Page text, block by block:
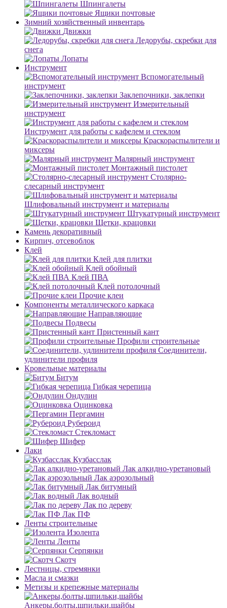
Шпингалеты
Ящики почтовые
Зимний хозяйственный инвентарь
Движки
Ледорубы, скребки для
снега
Лопаты
Инструмент
Вспомогательный
инструмент
Заклепочники, заклепки
Измерительный
инструмент
Инструмент для работы с кафелем и стеклом
Краскораспылители и
миксеры
Малярный инструмент
Монтажный пистолет
Столярно-
слесарный инструмент
Шлифовальный инструмент и материалы
Штукатурный инструмент
Щетки, крацовки
Камень декоративный
Кирпич, отсевоблок
Клей
Клей для плитки
Клей обойный
Клей ПВА
Клей потолочный
Прочие клеи
Компоненты металлического каркаса
Направляющие
Подвесы
Пристенный кант
Профили строительные
Соединители,
удлинители профиля
Кровельные материалы
Битум
Гибкая черепица
Ондулин
Оцинковка
Пергамин
Рубероид
Стекломаст
Шифер
Лаки
Кузбасслак
Лак алкидно-уретановый
Лак аэрозольный
Лак битумный
Лак водный
Лак по дереву
Лак ПФ
Ленты строительные
Изолента
Ленты
Серпянки
Скотч
Лестницы, стремянки
Масла и смазки
Метизы и крепежные материалы
Анкеры,болты,шпильки,шайбы